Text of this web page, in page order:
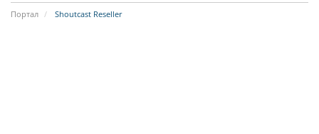
Портал Shoutcast Reseller